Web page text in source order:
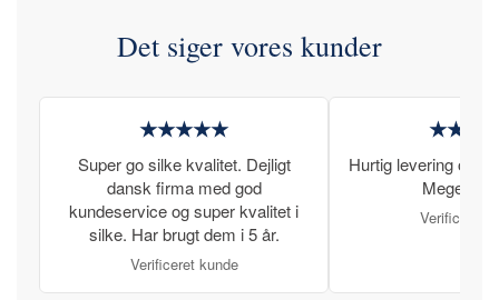
Det siger vores kunder
★★★★★
Super go silke kvalitet. Dejligt
dansk firma med god
kundeservice og super kvalitet i
silke. Har brugt dem i 5 år.
Verificeret kunde
Hurtig levering og
Meget
Verificeret